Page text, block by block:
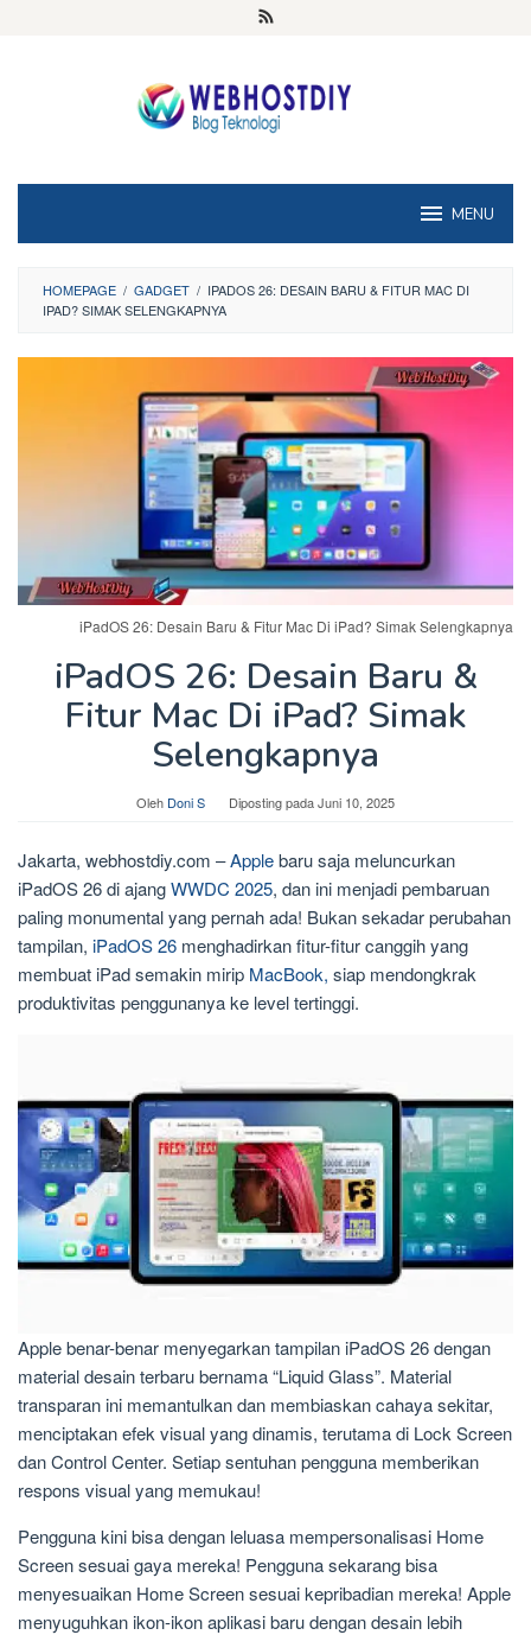
MENU
HOMEPAGE / GADGET / IPADOS 26: DESAIN BARU & FITUR MAC DI
IPAD? SIMAK SELENGKAPNYA
iPadOS 26: Desain Baru & Fitur Mac Di iPad? Simak Selengkapnya
iPadOS 26: Desain Baru &
Fitur Mac Di iPad? Simak
Selengkapnya
Oleh Doni S Diposting padaJuni 10, 2025
Jakarta, webhostdiy.com –Applebaru saja meluncurkan
iPadOS 26 di ajangWWDC 2025, dan ini menjadi pembaruan
paling monumental yang pernah ada! Bukan sekadar perubahan
tampilan, iPadOS 26 menghadirkan fitur-fitur canggih yang
membuat iPad semakin mirip MacBook, siap mendongkrak
produktivitas penggunanya ke level tertinggi.
Apple benar-benar menyegarkan tampilan iPadOS 26 dengan
material desain terbaru bernama “Liquid Glass”. Material
transparan ini memantulkan dan membiaskan cahaya sekitar,
menciptakan efek visual yang dinamis, terutama di Lock Screen
dan Control Center. Setiap sentuhan pengguna memberikan
respons visual yang memukau!
Pengguna kini bisa dengan leluasa mempersonalisasi Home
Screen sesuai gaya mereka! Pengguna sekarang bisa
menyesuaikan Home Screen sesuai kepribadian mereka! Apple
menyuguhkan ikon-ikon aplikasi baru dengan desain lebih